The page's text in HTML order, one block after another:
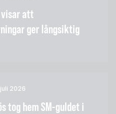
att
ger långsiktig
2026
tog hem SM-guldet i